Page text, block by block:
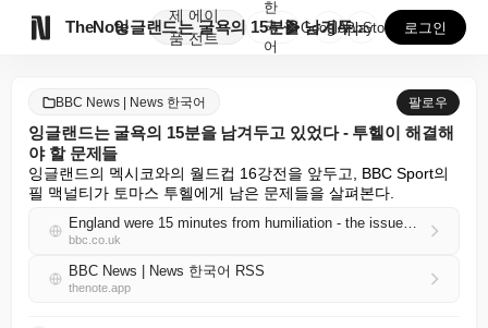
TheNote
제
품
에이
전트
잉글랜드는 굴욕의 15분을 남겨두고 있었다 - 투헬이 ...
한
국
어
GooglePlay
AppStore 로그인
BBC News | News 한국어 팔로우
잉글랜드는 굴욕의 15분을 남겨두고 있었다 - 투헬이 해결해
야 할 문제들
잉글랜드의 멕시코와의 월드컵 16강전을 앞두고, BBC Sport의
필 맥널티가 토마스 투헬에게 남은 문제들을 살펴본다.
England were 15 minutes from humiliation - the issues Tuchel must solve
bbc.co.uk
BBC News | News 한국어 RSS
thenote.app